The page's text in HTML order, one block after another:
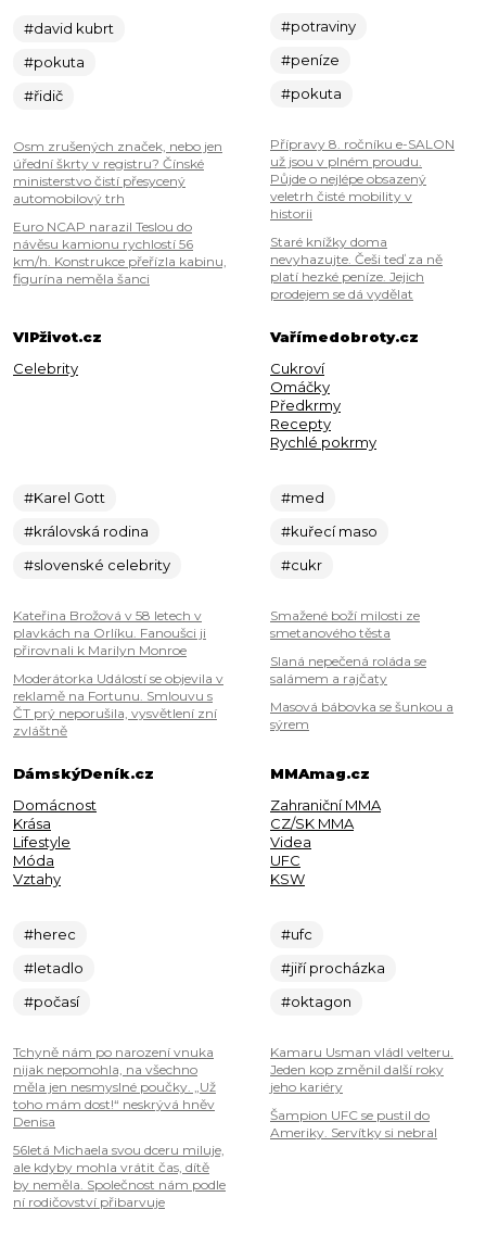
#david kubrt
#pokuta
#řidič
Osm zrušených značek, nebo jen
úřední škrty v registru? Čínské
ministerstvo čistí přesycený
automobilový trh
Euro NCAP narazil Teslou do
návěsu kamionu rychlostí 56
km/h. Konstrukce přeřízla kabinu,
figurína neměla šanci
#potraviny
#peníze
#pokuta
Přípravy 8. ročníku e-SALON
už jsou v plném proudu.
Půjde o nejlépe obsazený
veletrh čisté mobility v
historii
Staré knížky doma
nevyhazujte. Češi teď za ně
platí hezké peníze. Jejich
prodejem se dá vydělat
VIPživot.cz
Celebrity
#Karel Gott
#královská rodina
#slovenské celebrity
Kateřina Brožová v 58 letech v
plavkách na Orlíku. Fanoušci ji
přirovnali k Marilyn Monroe
Moderátorka Událostí se objevila v
reklamě na Fortunu. Smlouvu s
ČT prý neporušila, vysvětlení zní
zvláštně
Vařímedobroty.cz
Cukroví
Omáčky
Předkrmy
Recepty
Rychlé pokrmy
#med
#kuřecí maso
#cukr
Smažené boží milosti ze
smetanového těsta
Slaná nepečená roláda se
salámem a rajčaty
Masová bábovka se šunkou a
sýrem
DámskýDeník.cz
Domácnost
Krása
Lifestyle
Móda
Vztahy
#herec
#letadlo
#počasí
Tchyně nám po narození vnuka
nijak nepomohla, na všechno
měla jen nesmyslné poučky. „Už
toho mám dost!“ neskrývá hněv
Denisa
56letá Michaela svou dceru miluje,
ale kdyby mohla vrátit čas, dítě
by neměla. Společnost nám podle
ní rodičovství přibarvuje
MMAmag.cz
Zahraniční MMA
CZ/SK MMA
Videa
UFC
KSW
#ufc
#jiří procházka
#oktagon
Kamaru Usman vládl velteru.
Jeden kop změnil další roky
jeho kariéry
Šampion UFC se pustil do
Ameriky. Servítky si nebral